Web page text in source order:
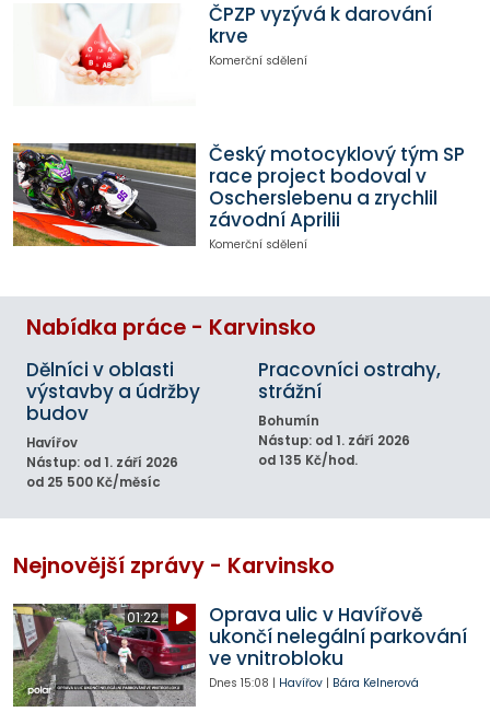
ČPZP vyzývá k darování
krve
Komerční sdělení
Český motocyklový tým SP
race project bodoval v
Oscherslebenu a zrychlil
závodní Aprilii
Komerční sdělení
Nabídka práce - Karvinsko
Dělníci v oblasti
výstavby a údržby
budov
Havířov
Nástup: od 1. září 2026
od 25 500 Kč/měsíc
Pracovníci ostrahy,
strážní
Bohumín
Nástup: od 1. září 2026
od 135 Kč/hod.
Nejnovější zprávy - Karvinsko
01:22
Oprava ulic v Havířově
ukončí nelegální parkování
ve vnitrobloku
Dnes 15:08 | Havířov| Bára Kelnerová